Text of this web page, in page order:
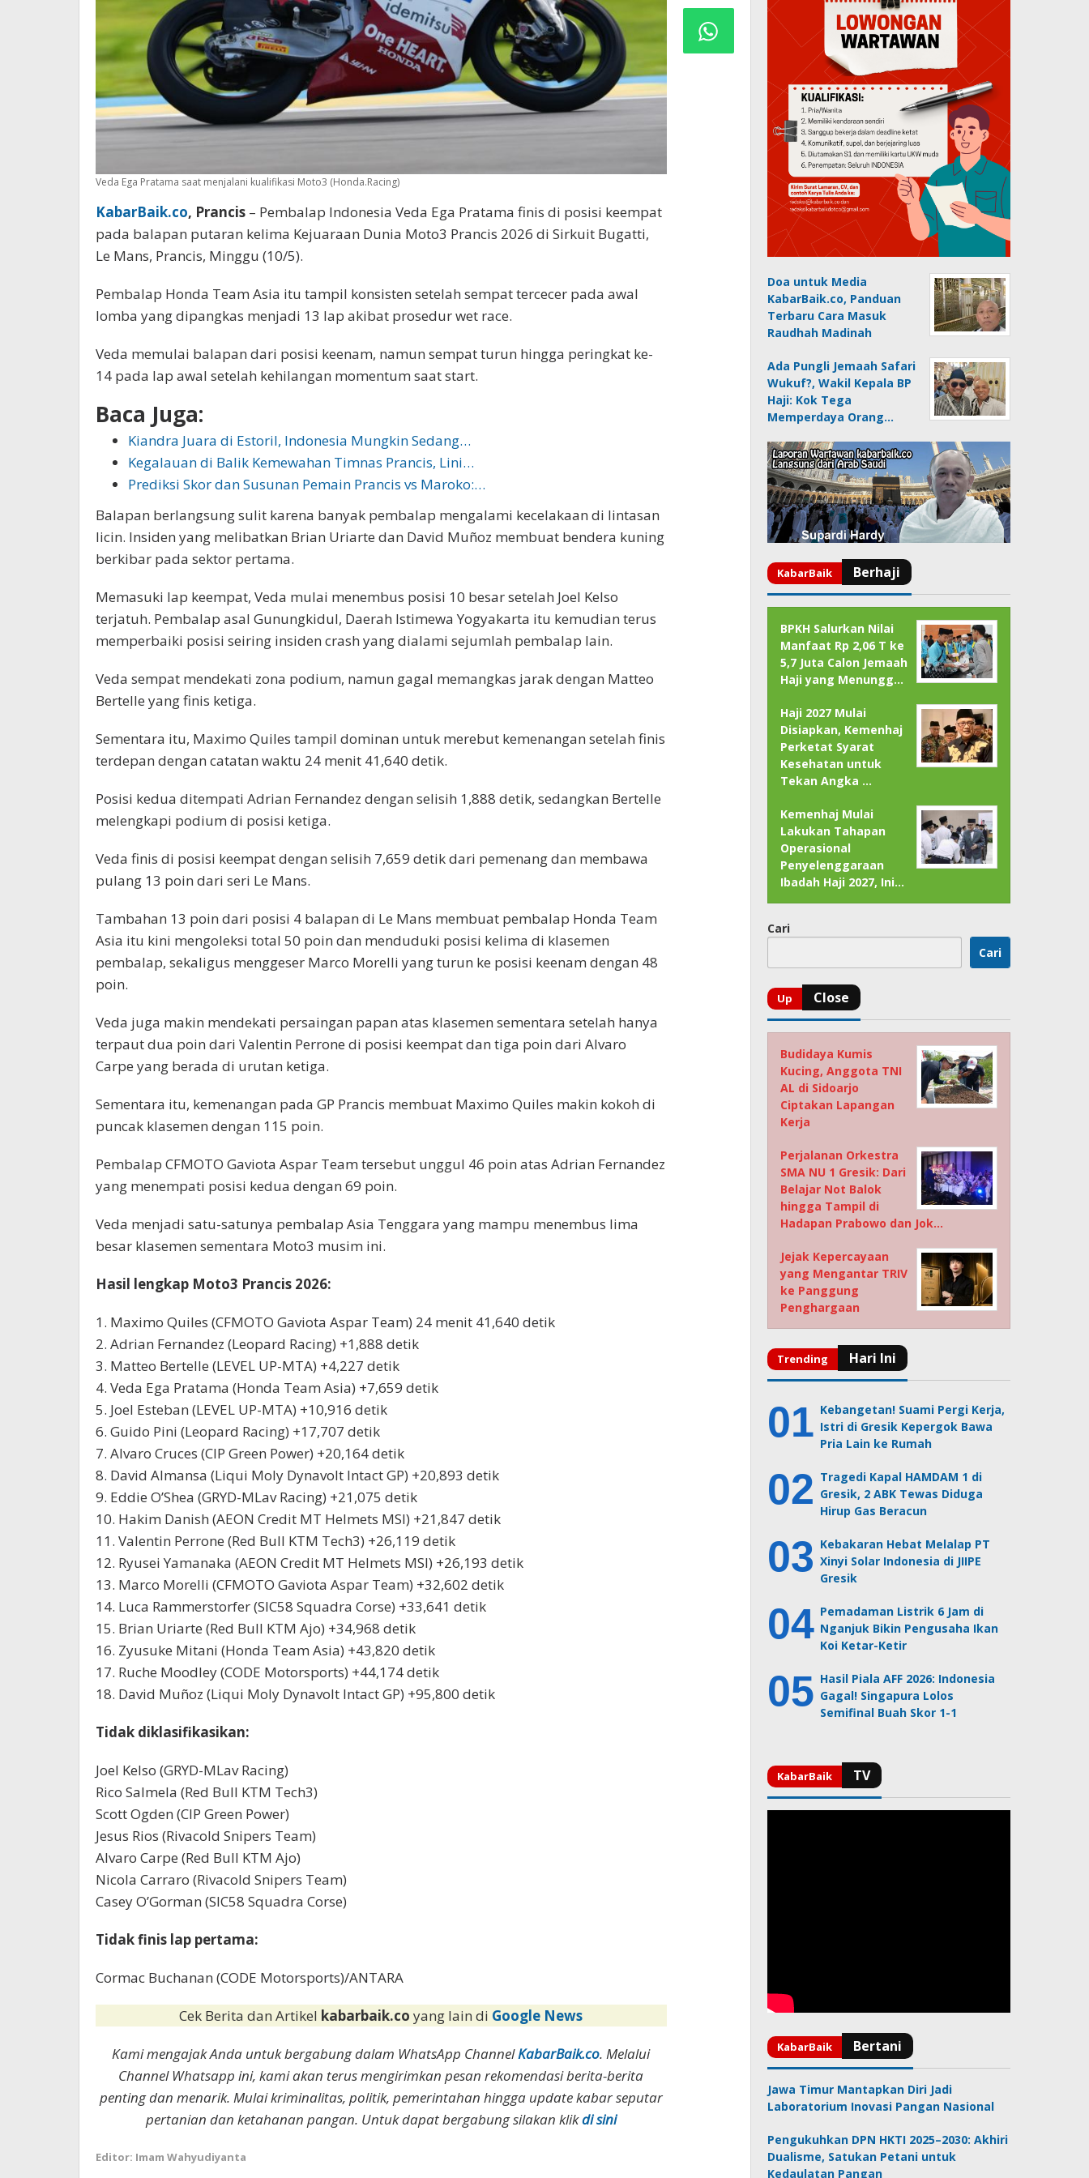
Veda Ega Pratama saat menjalani kualifikasi Moto3 (Honda.Racing)
KabarBaik.co, Prancis – Pembalap Indonesia Veda Ega Pratama finis di posisi keempat
pada balapan putaran kelima Kejuaraan Dunia Moto3 Prancis 2026 di Sirkuit Bugatti,
Le Mans, Prancis, Minggu (10/5).
Pembalap Honda Team Asia itu tampil konsisten setelah sempat tercecer pada awal
lomba yang dipangkas menjadi 13 lap akibat prosedur wet race.
Veda memulai balapan dari posisi keenam, namun sempat turun hingga peringkat ke-
14 pada lap awal setelah kehilangan momentum saat start.
Baca Juga:
Kiandra Juara di Estoril, Indonesia Mungkin Sedang…
Kegalauan di Balik Kemewahan Timnas Prancis, Lini…
Prediksi Skor dan Susunan Pemain Prancis vs Maroko:…
Balapan berlangsung sulit karena banyak pembalap mengalami kecelakaan di lintasan
licin. Insiden yang melibatkan Brian Uriarte dan David Muñoz membuat bendera kuning
berkibar pada sektor pertama.
Memasuki lap keempat, Veda mulai menembus posisi 10 besar setelah Joel Kelso
terjatuh. Pembalap asal Gunungkidul, Daerah Istimewa Yogyakarta itu kemudian terus
memperbaiki posisi seiring insiden crash yang dialami sejumlah pembalap lain.
Veda sempat mendekati zona podium, namun gagal memangkas jarak dengan Matteo
Bertelle yang finis ketiga.
Sementara itu, Maximo Quiles tampil dominan untuk merebut kemenangan setelah finis
terdepan dengan catatan waktu 24 menit 41,640 detik.
Posisi kedua ditempati Adrian Fernandez dengan selisih 1,888 detik, sedangkan Bertelle
melengkapi podium di posisi ketiga.
Veda finis di posisi keempat dengan selisih 7,659 detik dari pemenang dan membawa
pulang 13 poin dari seri Le Mans.
Tambahan 13 poin dari posisi 4 balapan di Le Mans membuat pembalap Honda Team
Asia itu kini mengoleksi total 50 poin dan menduduki posisi kelima di klasemen
pembalap, sekaligus menggeser Marco Morelli yang turun ke posisi keenam dengan 48
poin.
Veda juga makin mendekati persaingan papan atas klasemen sementara setelah hanya
terpaut dua poin dari Valentin Perrone di posisi keempat dan tiga poin dari Alvaro
Carpe yang berada di urutan ketiga.
Sementara itu, kemenangan pada GP Prancis membuat Maximo Quiles makin kokoh di
puncak klasemen dengan 115 poin.
Pembalap CFMOTO Gaviota Aspar Team tersebut unggul 46 poin atas Adrian Fernandez
yang menempati posisi kedua dengan 69 poin.
Veda menjadi satu-satunya pembalap Asia Tenggara yang mampu menembus lima
besar klasemen sementara Moto3 musim ini.
Hasil lengkap Moto3 Prancis 2026:
1. Maximo Quiles (CFMOTO Gaviota Aspar Team) 24 menit 41,640 detik
2. Adrian Fernandez (Leopard Racing) +1,888 detik
3. Matteo Bertelle (LEVEL UP-MTA) +4,227 detik
4. Veda Ega Pratama (Honda Team Asia) +7,659 detik
5. Joel Esteban (LEVEL UP-MTA) +10,916 detik
6. Guido Pini (Leopard Racing) +17,707 detik
7. Alvaro Cruces (CIP Green Power) +20,164 detik
8. David Almansa (Liqui Moly Dynavolt Intact GP) +20,893 detik
9. Eddie O’Shea (GRYD-MLav Racing) +21,075 detik
10. Hakim Danish (AEON Credit MT Helmets MSI) +21,847 detik
11. Valentin Perrone (Red Bull KTM Tech3) +26,119 detik
12. Ryusei Yamanaka (AEON Credit MT Helmets MSI) +26,193 detik
13. Marco Morelli (CFMOTO Gaviota Aspar Team) +32,602 detik
14. Luca Rammerstorfer (SIC58 Squadra Corse) +33,641 detik
15. Brian Uriarte (Red Bull KTM Ajo) +34,968 detik
16. Zyusuke Mitani (Honda Team Asia) +43,820 detik
17. Ruche Moodley (CODE Motorsports) +44,174 detik
18. David Muñoz (Liqui Moly Dynavolt Intact GP) +95,800 detik
Tidak diklasifikasikan:
Joel Kelso (GRYD-MLav Racing)
Rico Salmela (Red Bull KTM Tech3)
Scott Ogden (CIP Green Power)
Jesus Rios (Rivacold Snipers Team)
Alvaro Carpe (Red Bull KTM Ajo)
Nicola Carraro (Rivacold Snipers Team)
Casey O’Gorman (SIC58 Squadra Corse)
Tidak finis lap pertama:
Cormac Buchanan (CODE Motorsports)/ANTARA
Cek Berita dan Artikel kabarbaik.coyang lain di Google News
Kami mengajak Anda untuk bergabung dalam WhatsApp ChannelKabarBaik.co. Melalui
Channel Whatsapp ini, kami akan terus mengirimkan pesan rekomendasi berita-berita
penting dan menarik. Mulai kriminalitas, politik, pemerintahan hingga update kabar seputar
pertanian dan ketahanan pangan. Untuk dapat bergabung silakan klikdi sini
Editor: Imam Wahyudiyanta
Doa untuk Media
KabarBaik.co, Panduan
Terbaru Cara Masuk
Raudhah Madinah
Ada Pungli Jemaah Safari
Wukuf?, Wakil Kepala BP
Haji: Kok Tega
Memperdaya Orang…
BPKH Salurkan Nilai
Manfaat Rp 2,06 T ke
5,7 Juta Calon Jemaah
Haji yang Menungg…
Haji 2027 Mulai
Disiapkan, Kemenhaj
Perketat Syarat
Kesehatan untuk
Tekan Angka …
Kemenhaj Mulai
Lakukan Tahapan
Operasional
Penyelenggaraan
Ibadah Haji 2027, Ini…
Cari
Cari
Budidaya Kumis
Kucing, Anggota TNI
AL di Sidoarjo
Ciptakan Lapangan
Kerja
Perjalanan Orkestra
SMA NU 1 Gresik: Dari
Belajar Not Balok
hingga Tampil di
Hadapan Prabowo dan Jok…
Jejak Kepercayaan
yang Mengantar TRIV
ke Panggung
Penghargaan
Kebangetan! Suami Pergi Kerja,
Istri di Gresik Kepergok Bawa
Pria Lain ke Rumah
Tragedi Kapal HAMDAM 1 di
Gresik, 2 ABK Tewas Diduga
Hirup Gas Beracun
Kebakaran Hebat Melalap PT
Xinyi Solar Indonesia di JIIPE
Gresik
Pemadaman Listrik 6 Jam di
Nganjuk Bikin Pengusaha Ikan
Koi Ketar-Ketir
Hasil Piala AFF 2026: Indonesia
Gagal! Singapura Lolos
Semifinal Buah Skor 1-1
Jawa Timur Mantapkan Diri Jadi
Laboratorium Inovasi Pangan Nasional
Pengukuhkan DPN HKTI 2025–2030: Akhiri
Dualisme, Satukan Petani untuk
Kedaulatan Pangan